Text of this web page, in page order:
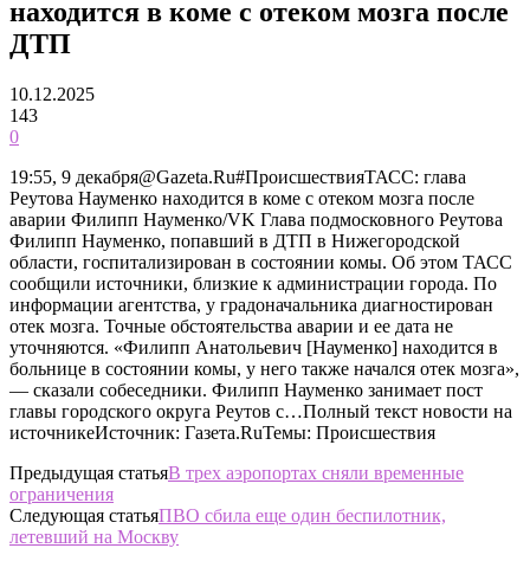
находится в коме с отеком мозга после
ДТП
10.12.2025
143
0
19:55, 9 декабря@Gazeta.Ru#ПроисшествияТАСС: глава
Реутова Науменко находится в коме с отеком мозга после
аварии Филипп Науменко/VK Глава подмосковного Реутова
Филипп Науменко, попавший в ДТП в Нижегородской
области, госпитализирован в состоянии комы. Об этом ТАСС
сообщили источники, близкие к администрации города. По
информации агентства, у градоначальника диагностирован
отек мозга. Точные обстоятельства аварии и ее дата не
уточняются. «Филипп Анатольевич [Науменко] находится в
больнице в состоянии комы, у него также начался отек мозга»,
— сказали собеседники. Филипп Науменко занимает пост
главы городского округа Реутов с…Полный текст новости на
источникеИсточник: Газета.RuТемы: Происшествия
Предыдущая статьяВ трех аэропортах сняли временные
ограничения
Следующая статьяПВО сбила еще один беспилотник,
летевший на Москву